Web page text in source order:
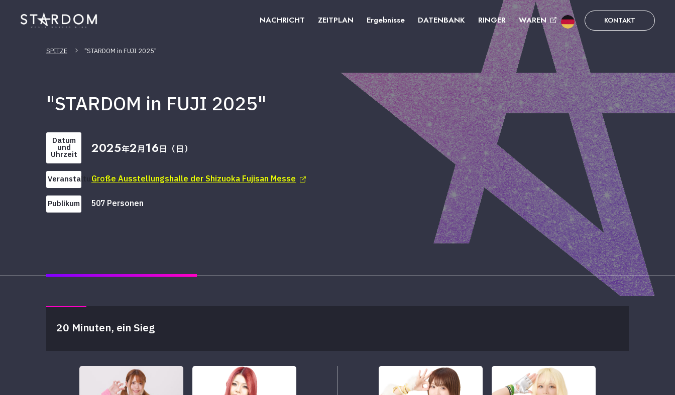
NACHRICHT ZEITPLAN Ergebnisse DATENBANK RINGER WAREN KONTAKT
SPITZE "STARDOM in FUJI 2025"
"STARDOM in FUJI 2025"
Datum
und
Uhrzeit 2025年2月16日（日）
VeranstaltungsortGroße Ausstellungshalle der Shizuoka Fujisan Messe
Publikum 507 Personen
20 Minuten, ein Sieg